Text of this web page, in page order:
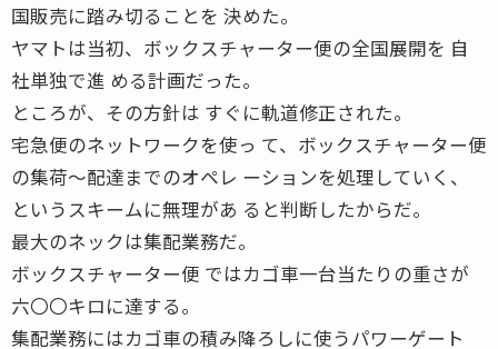
国販売に踏み切ることを 決めた。
ヤマトは当初、ボックスチャーター便の全国展開を 自
社単独で進 める計画だった。
ところが、その方針は すぐに軌道修正された。
宅急便のネットワークを使っ て、ボックスチャーター便
の集荷〜配達までのオペレ ーションを処理していく、
というスキームに無理があ ると判断したからだ。
最大のネックは集配業務だ。
ボックスチャーター便 ではカゴ車一台当たりの重さが
六〇〇キロに達する。
集配業務にはカゴ車の積み降ろしに使うパワーゲート